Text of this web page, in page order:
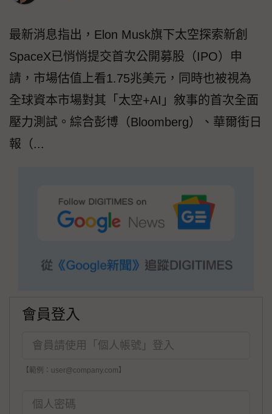
最新消息指出，Elon Musk旗下太空探索新創
SpaceX已悄悄提交首次公開募股（IPO）申
請，市場估值上看1.75兆美元，同時也被視為
全球資本市場對其「太空+AI」敘事的首次全面
壓力測試。綜合彭博（Bloomberg）、華爾街日
報（...
會員登入
【範例：user@company.com】